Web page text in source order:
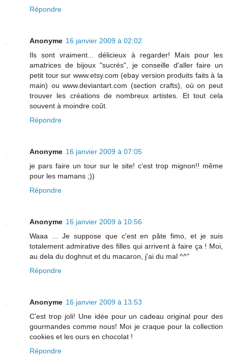
Répondre
Anonyme 16 janvier 2009 à 02:02
Ils sont vraiment... délicieux à regarder! Mais pour les
amatrices de bijoux "sucrés", je conseille d'aller faire un
petit tour sur www.etsy.com (ebay version produits faits à la
main) ou www.deviantart.com (section crafts), où on peut
trouver les créations de nombreux artistes. Et tout cela
souvent à moindre coût.
Répondre
Anonyme 16 janvier 2009 à 07:05
je pars faire un tour sur le site! c'est trop mignon!! même
pour les mamans ;))
Répondre
Anonyme 16 janvier 2009 à 10:56
Waaa ... Je suppose que c'est en pâte fimo, et je suis
totalement admirative des filles qui arrivent à faire ça ! Moi,
au dela du doghnut et du macaron, j'ai du mal ^^"
Répondre
Anonyme 16 janvier 2009 à 13:53
C’est trop joli! Une idée pour un cadeau original pour des
gourmandes comme nous! Moi je craque pour la collection
cookies et les ours en chocolat !
Répondre